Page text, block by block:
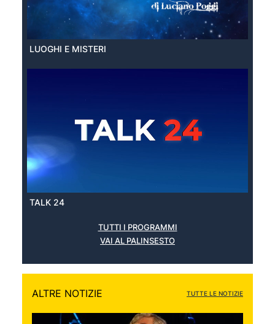
LUOGHI E MISTERI
TALK 24
TUTTI I PROGRAMMI
VAI AL PALINSESTO
ALTRE NOTIZIE TUTTE LE NOTIZIE